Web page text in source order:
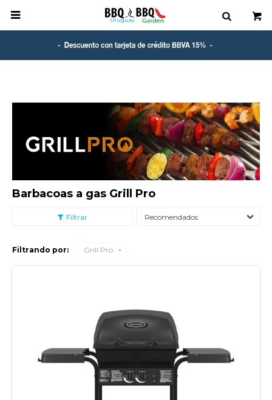

Barbacoas a gas Grill Pro
Recomendados
Filtrando por: Grill Pro